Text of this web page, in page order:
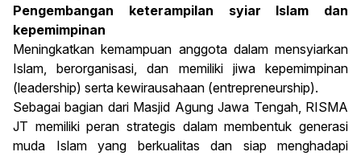
Pengembangan keterampilan syiar Islam dan
kepemimpinan
Meningkatkan kemampuan anggota dalam mensyiarkan
Islam, berorganisasi, dan memiliki jiwa kepemimpinan
(leadership) serta kewirausahaan (entrepreneurship).
Sebagai bagian dari Masjid Agung Jawa Tengah, RISMA
JT memiliki peran strategis dalam membentuk generasi
muda Islam yang berkualitas dan siap menghadapi